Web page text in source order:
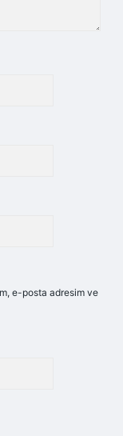
e-posta adresim ve